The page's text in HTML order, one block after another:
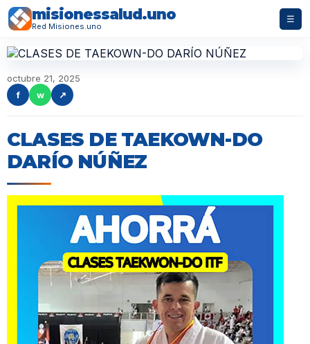
misionessalud.uno
Red Misiones.uno
☰
octubre 21, 2025
f
w ↗
CLASES DE TAEKOWN-DO
DARÍO NÚÑEZ